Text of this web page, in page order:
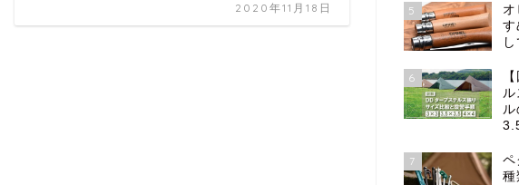
2020年11月18日 5
す
6
ル
7
ペ
種